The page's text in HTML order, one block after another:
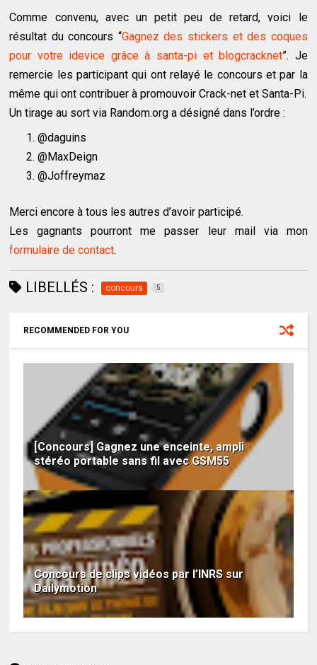
Comme convenu, avec un petit peu de retard, voici le
résultat du concours “Gagnez des stickers et des coques
pour votre idevice grâce à santa-pi et blogcracknet”. Je
remercie les participant qui ont relayé le concours et par la
même qui ont contribuer à promouvoir Crack-net et Santa-Pi.
Un tirage au sort via Random.org a désigné dans l’ordre :
@daguins
@MaxDeign
@Joffreymaz
Merci encore à tous les autres d’avoir participé.
Les gagnants pourront me passer leur mail via mon
formulaire de contact.
LIBELLÉS : concours 5
RECOMMENDED FOR YOU
[Concours] Gagnez une enceinte, ampli
stéréo portable sans fil avec GSM55
Concours de clips vidéos par l’INRS sur
Dailymotion